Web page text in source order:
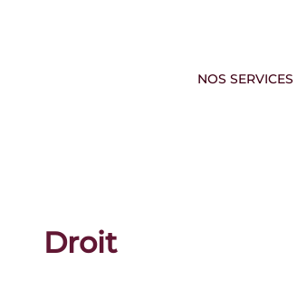
NOS SERVICES
Droit